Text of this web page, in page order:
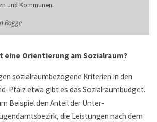
und Kommunen.
Rogge
eine Orientierung am Sozialraum?
sozialraumbezogene Kriterien in den
Pfalz etwa gibt es das Sozialraumbudget.
Beispiel den Anteil der Unter-
die Leistungen nach dem